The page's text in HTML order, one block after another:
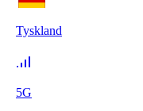
Tyskland
5G